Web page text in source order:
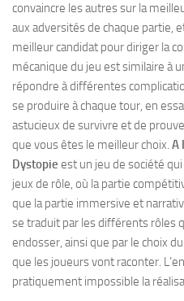
convaincre les autres sur la
aux adversités de chaque partie,
meilleur candidat pour diriger la
mécanique du jeu est similaire à
répondre à différentes
se produire à chaque tour, en
astucieux de survivre et de
que vous êtes le meilleur choix. A
Dystopie est un jeu de société
jeux de rôle, où la partie
que la partie immersive et
se traduit par les différents rôles
endosser, ainsi que par le choix
que les joueurs vont raconter.
pratiquement impossible la